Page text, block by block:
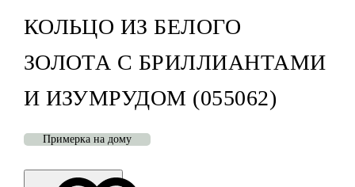
КОЛЬЦО ИЗ БЕЛОГО
ЗОЛОТА С БРИЛЛИАНТАМИ
И ИЗУМРУДОМ (055062)
Примерка на дому